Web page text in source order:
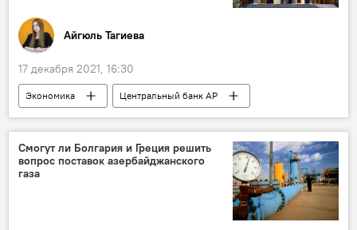
Айгюль Тагиева
17 декабря 2021, 16:30
Экономика
Центральный банк АР
Учетная ставка
Смогут ли Болгария и Греция решить
вопрос поставок азербайджанского
газа